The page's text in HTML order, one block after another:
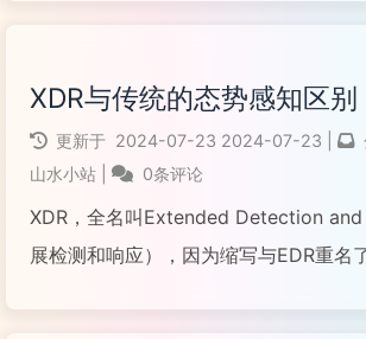
XDR与传统的态势感知区别
更新于 2024-07-23 2024-07-23
山水小站
0条评论
XDR，全名叫Extended Detection
展检测和响应），因为缩写与EDR重名